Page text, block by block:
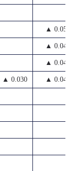
▲ 0.053
▲ 0.045
▲ 0.042
▲ 0.030 ▲ 0.040